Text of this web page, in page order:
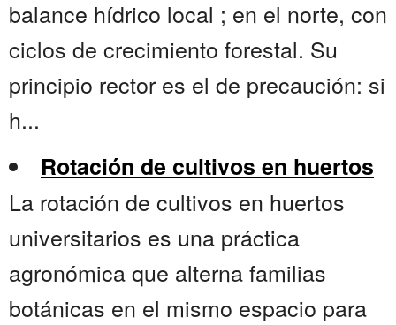
balance hídrico local ; en el norte, con
ciclos de crecimiento forestal. Su
principio rector es el de precaución: si
h...
Rotación de cultivos en huertos
La rotación de cultivos en huertos
universitarios es una práctica
agronómica que alterna familias
botánicas en el mismo espacio para